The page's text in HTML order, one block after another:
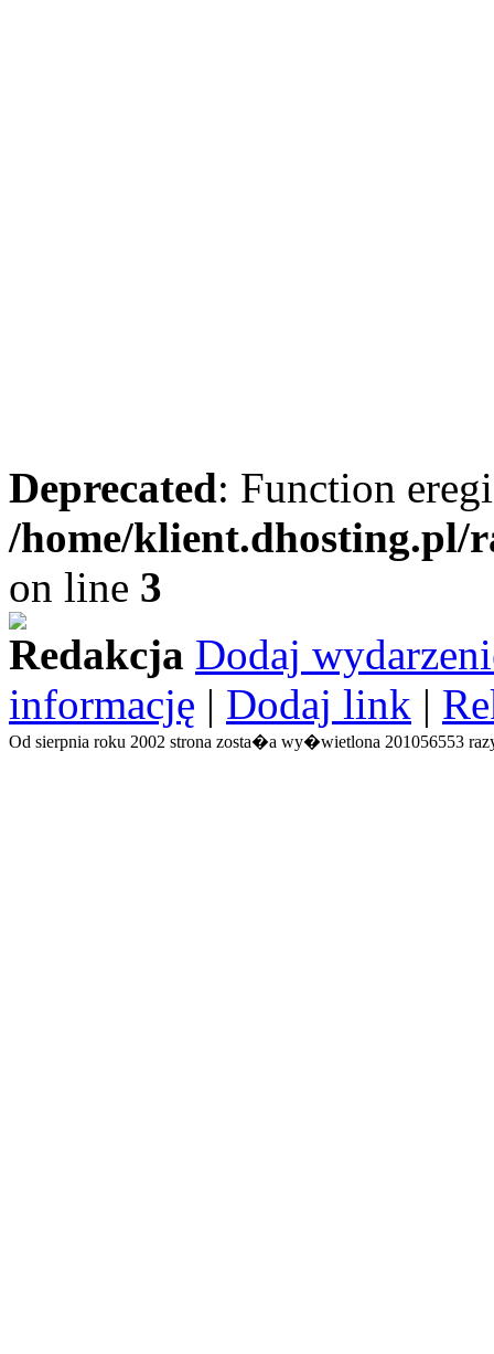
Deprecated: Function
/home/
on line 3
Redakcja Dodaj
informację | Dodaj link |
Od sierpnia roku 2002 strona zosta�a wy�wietlona 201056553